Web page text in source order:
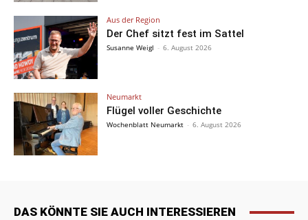
Aus der Region
Der Chef sitzt fest im Sattel
Susanne Weigl - 6. August 2026
Neumarkt
Flügel voller Geschichte
Wochenblatt Neumarkt - 6. August 2026
DAS KÖNNTE SIE AUCH INTERESSIEREN